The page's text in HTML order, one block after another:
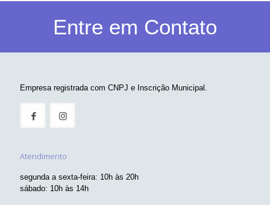
Entre em Contato
Empresa registrada com CNPJ e Inscrição Municipal.
Atendimento
segunda a sexta-feira: 10h às 20h
sábado: 10h às 14h